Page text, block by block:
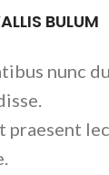
BULUM
nunc